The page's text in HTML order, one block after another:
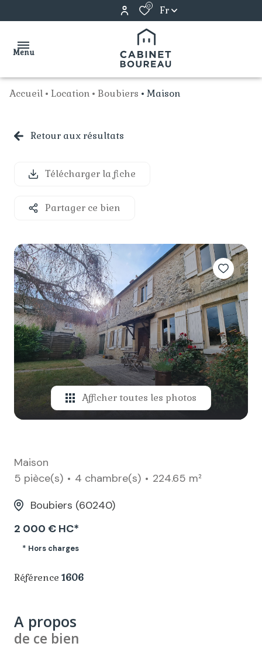
0 Fr
Menu
VENTES
NOS
syndic
estimation
SOMMES-
NOUS ?
agence
contacter
ACTUALITÉS
Accueil Location Boubiers Maison
Retour aux résultats
Télécharger la fiche
Partager ce bien
Afficher toutes les photos
Maison
5 pièce(s)
4 chambre(s)
224.65 m²
Boubiers (60240)
2 000 € HC*
* Hors charges
Référence 1606
A propos
de ce bien